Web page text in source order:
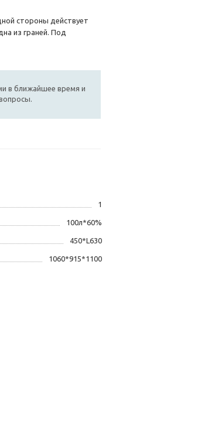
стороны действует
из граней. Под
в ближайшее время и
1
100л*60%
450*L630
1060*915*1100